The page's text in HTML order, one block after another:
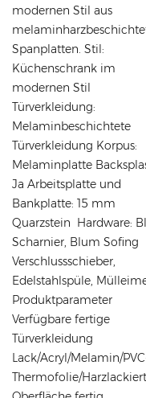
modernen Stil aus
Spanplatten. Stil:
Küchenschrank im
modernen Stil
Türverkleidung:
Melaminbeschichtete
Türverkleidung Korpus:
Melaminplatte
Ja Arbeitsplatte und
Bankplatte: 15 mm
Quarzstein Hardware:
Scharnier, Blum Sofing
Verschlussschieber,
Edelstahlspüle,
Produktparameter
Verfügbare fertige
Türverkleidung
Lack/Acryl/Melamin/
Thermofolie/Harzlackiert